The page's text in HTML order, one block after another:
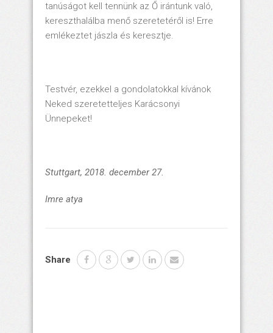
tanúságot kell tennünk az Ő irántunk való,
kereszthalálba menő szeretetéről is! Erre
emlékeztet jászla és keresztje.
Testvér, ezekkel a gondolatokkal kívánok
Neked szeretetteljes Karácsonyi
Ünnepeket!
Stuttgart, 2018. december 27.
Imre atya
Share